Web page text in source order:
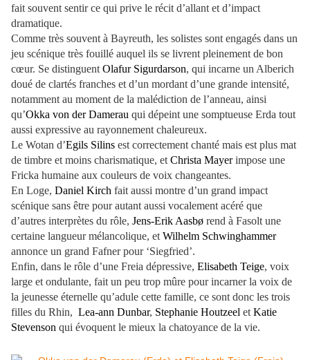
fait souvent sentir ce qui prive le récit d’allant et d’impact
dramatique.
Comme très souvent à Bayreuth, les solistes sont engagés dans un
jeu scénique très fouillé auquel ils se livrent pleinement de bon
cœur. Se distinguent Olafur Sigurdarson, qui incarne un Alberich
doué de clartés franches et d’un mordant d’une grande intensité,
notamment au moment de la malédiction de l’anneau, ainsi
qu’Okka von der Damerau qui dépeint une somptueuse Erda tout
aussi expressive au rayonnement chaleureux.
Le Wotan d’Egils Silins est correctement chanté mais est plus mat
de timbre et moins charismatique, et Christa Mayerimpose une
Fricka humaine aux couleurs de voix changeantes.
En Loge, Daniel Kirch fait aussi montre d’un grand impact
scénique sans être pour autant aussi vocalement acéré que
d’autres interprètes du rôle, Jens-Erik Aasbø rend à Fasolt une
certaine langueur mélancolique, et Wilhelm Schwinghammer
annonce un grand Fafner pour ‘Siegfried’.
Enfin, dans le rôle d’une Freia dépressive, Elisabeth Teige, voix
large et ondulante, fait un peu trop mûre pour incarner la voix de
la jeunesse éternelle qu’adule cette famille, ce sont donc les trois
filles du Rhin, Lea-ann Dunbar, Stephanie Houtzeel et Katie
Stevenson qui évoquent le mieux la chatoyance de la vie.